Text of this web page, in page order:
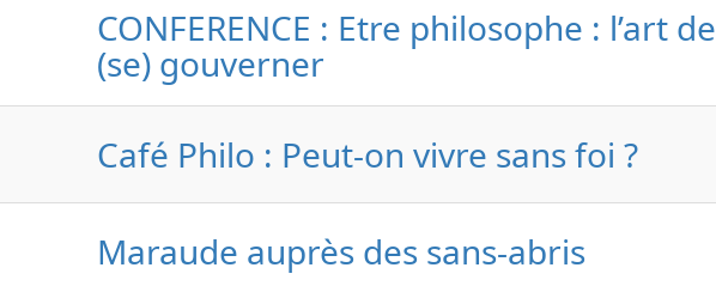
CONFERENCE : Etre philosophe : l’art de
(se) gouverner
Café Philo : Peut-on vivre sans foi ?
Maraude auprès des sans-abris